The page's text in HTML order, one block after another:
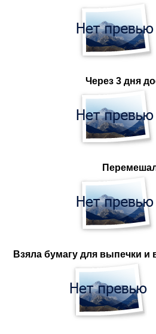
Через 3 дня
Взяла бумагу для выпечки